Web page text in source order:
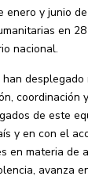
enero y junio
en
nacional.
desplegado
coordinación
de este
y en con el
en materia de
avanza